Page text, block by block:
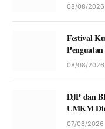
08/08/2026
Festival
08/08/
DJP dan
UMKM
07/08/2026